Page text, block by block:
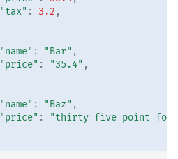
"tax" : 3.2 ,
"name" : "Bar" ,
"price" : "35.4" ,
"name" : "Baz" ,
"price" :
"thirty five point